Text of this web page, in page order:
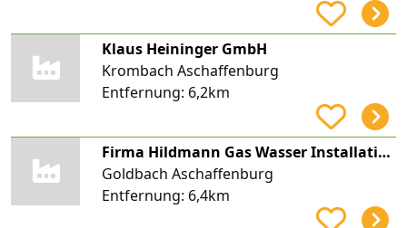
Klaus Heininger GmbH
Krombach Aschaffenburg
Entfernung: 6,2km
Firma Hildmann Gas Wasser Installation
Goldbach Aschaffenburg
Entfernung: 6,4km